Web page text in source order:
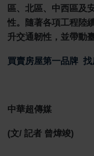
區、北區、中西區及
性。隨著各項工程陸
升交通韌性，並帶動
買賣房屋第一品牌 找
中華超傳媒
(文/ 記者 曾煒竣)